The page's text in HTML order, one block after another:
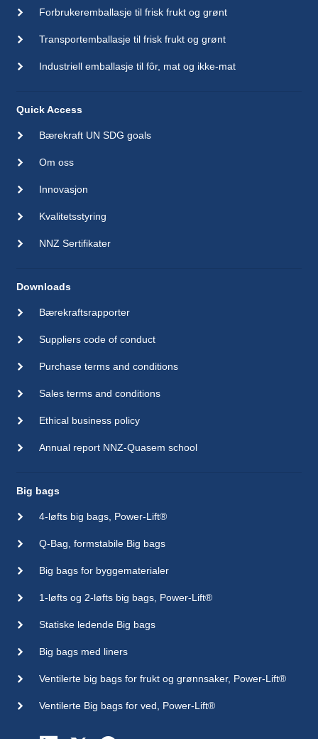
Forbrukeremballasje til frisk frukt og grønt
Transportemballasje til frisk frukt og grønt
Industriell emballasje til fôr, mat og ikke-mat
Quick Access
Bærekraft UN SDG goals
Om oss
Innovasjon
Kvalitetsstyring
NNZ Sertifikater
Downloads
Bærekraftsrapporter
Suppliers code of conduct
Purchase terms and conditions
Sales terms and conditions
Ethical business policy
Annual report NNZ-Quasem school
Big bags
4-løfts big bags, Power-Lift®
Q-Bag, formstabile Big bags
Big bags for byggematerialer
1-løfts og 2-løfts big bags, Power-Lift®
Statiske ledende Big bags
Big bags med liners
Ventilerte big bags for frukt og grønnsaker, Power-Lift®
Ventilerte Big bags for ved, Power-Lift®